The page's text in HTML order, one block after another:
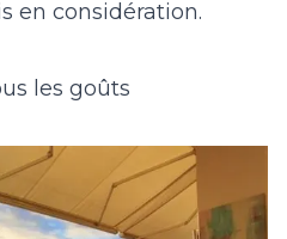
en considération.
les goûts